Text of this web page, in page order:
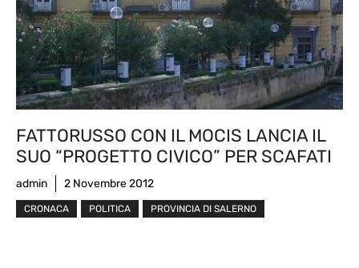
FATTORUSSO CON IL MOCIS LANCIA IL
SUO “PROGETTO CIVICO” PER SCAFATI
admin 2 Novembre 2012
CRONACA POLITICA PROVINCIA DI SALERNO